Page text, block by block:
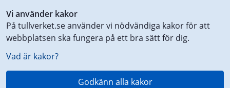
Vi använder kakor
På tullverket.se använder vi nödvändiga kakor för att
webbplatsen ska fungera på ett bra sätt för dig.
Vad är kakor?
Godkänn alla kakor
till
innehåll
på
aktuell